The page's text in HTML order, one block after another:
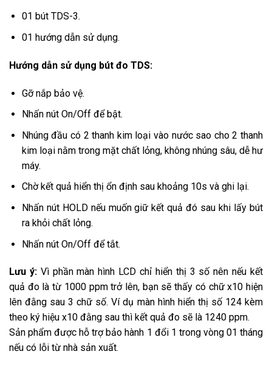
01 bút TDS-3.
01 hướng dẫn sử dụng.
Hướng dẫn sử dụng bút đo TDS:
Gỡ nắp bảo vệ.
Nhấn nút On/Off để bật.
Nhúng đầu có 2 thanh kim loại vào nước sao cho 2 thanh
kim loại nằm trong mặt chất lỏng, không nhúng sâu, dễ hư
máy.
Chờ kết quả hiển thị ổn định sau khoảng 10s và ghi lại.
Nhấn nút HOLD nếu muốn giữ kết quả đó sau khi lấy bút
ra khỏi chất lỏng.
Nhấn nút On/Off để tắt.
Lưu ý:Vì phần màn hình LCD chỉ hiển thị 3 số nên nếu kết
quả đo là từ 1000 ppm trở lên, bạn sẽ thấy có chữ x10 hiện
lên đằng sau 3 chữ số. Ví dụ màn hình hiển thị số 124 kèm
theo ký hiệu x10 đằng sau thì kết quả đo sẽ là 1240 ppm.
Sản phẩm được hỗ trợ bảo hành 1 đổi 1 trong vòng 01 tháng
nếu có lỗi từ nhà sản xuất.